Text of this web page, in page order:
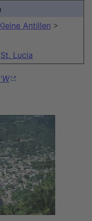
Antillen >
St. Lucia